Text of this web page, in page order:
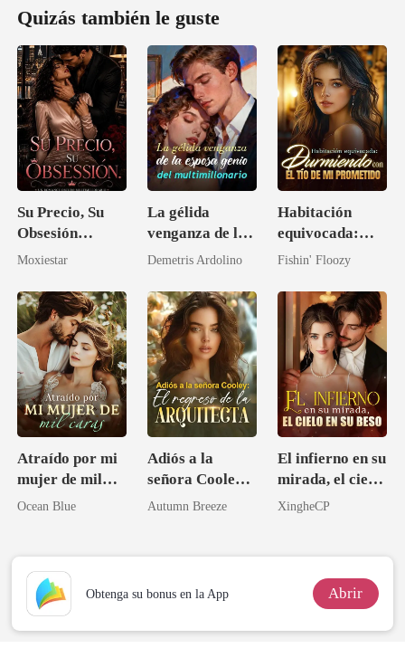
Quizás también le guste
Su Precio, Su
Obsesión
(Romance
multimillonario
/ Romance
oscuro)
Moxiestar
La gélida
venganza de la
esposa genio del
Demetris Ardolino
Habitación
equivocada:
Durmiendo con
prometido
Fishin' Floozy
Atraído por mi
mujer de mil
caras
Ocean Blue
Adiós a la
señora Cooley:
El regreso de la
Autumn Breeze
El infierno en su
mirada, el cielo
en su beso
XingheCP
Obtenga su bonus en la App Abrir